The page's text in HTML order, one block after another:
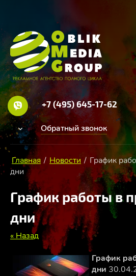
+7 (495) 645-17-62
Обратный звонок
Главная / Новости / График
дни
График работы в
дни
« Назад
График
дни